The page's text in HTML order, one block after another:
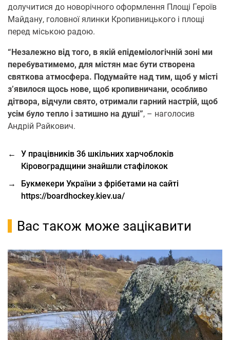
долучитися до новорічного оформлення Площі Героїв
Майдану, головної ялинки Кропивницького і площі
перед міською радою.
“Незалежно від того, в якій епідеміологічній зоні ми
перебуватимемо, для містян має бути створена
святкова атмосфера. Подумайте над тим, щоб у місті
з’явилося щось нове, щоб кропивничани, особливо
дітвора, відчули свято, отримали гарний настрій, щоб
усім було тепло і затишно на душі”, – наголосив
Андрій Райкович.
←
У працівників 36 шкільних харчоблоків
Кіровоградщини знайшли стафілокок
→
Букмекери України з фрібетами на сайті
https://boardhockey.kiev.ua/
Вас також може зацікавити